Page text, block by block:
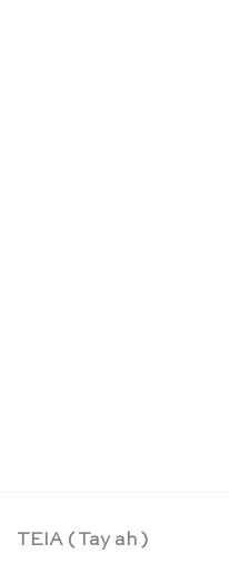
TEIA ( Tay ah )